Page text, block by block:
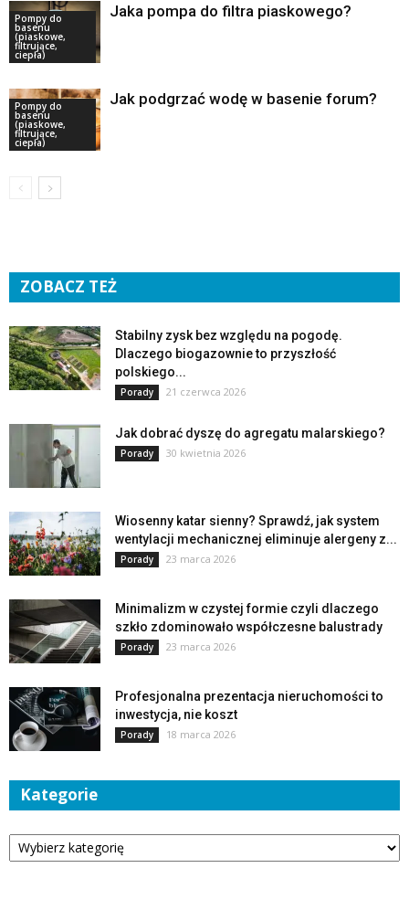
Pompy do
basenu
(piaskowe,
filtrujące,
ciepła)
Jaka pompa do filtra piaskowego?
Pompy do
basenu
(piaskowe,
filtrujące,
ciepła)
Jak podgrzać wodę w basenie forum?
ZOBACZ TEŻ
Stabilny zysk bez względu na pogodę.
Dlaczego biogazownie to przyszłość
polskiego...
Porady 21 czerwca 2026
Jak dobrać dyszę do agregatu malarskiego?
Porady 30 kwietnia 2026
Wiosenny katar sienny? Sprawdź, jak system
wentylacji mechanicznej eliminuje alergeny z...
Porady 23 marca 2026
Minimalizm w czystej formie czyli dlaczego
szkło zdominowało współczesne balustrady
Porady 23 marca 2026
Profesjonalna prezentacja nieruchomości to
inwestycja, nie koszt
Porady 18 marca 2026
Kategorie
Kategorie